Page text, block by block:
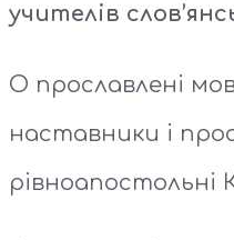
учителів
О прославлені
наставники і
рівноапостольні